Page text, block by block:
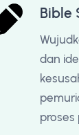
Bible
dan
proses